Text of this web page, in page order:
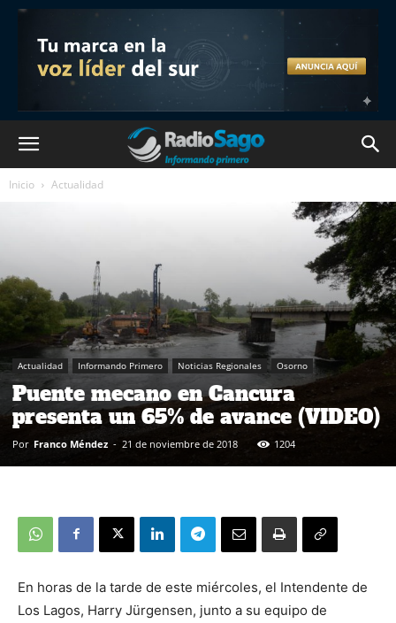
Inicio Actualidad
Actualidad Informando Primero Noticias Regionales Osorno
Puente mecano en Cancura
presenta un 65% de avance (VIDEO)
Por Franco Méndez - 21 de noviembre de 2018 1204
En horas de la tarde de este miércoles, el Intendente de
Los Lagos, Harry Jürgensen, junto a su equipo de